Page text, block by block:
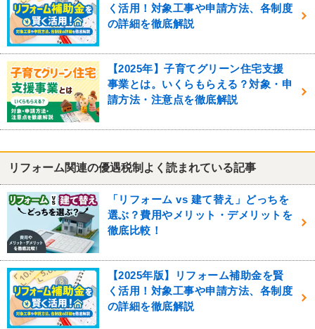
く活用！対象工事や申請方法、各制度
の詳細を徹底解説
【2025年】子育てグリーン住宅支援
事業とは。いくらもらえる？対象・申
請方法・注意点を徹底解説
リフォーム関連の優遇税制よく読まれている記事
「リフォーム vs 建て替え」どっちを
選ぶ？費用やメリット・デメリットを
徹底比較！
【2025年版】リフォーム補助金を賢
く活用！対象工事や申請方法、各制度
の詳細を徹底解説